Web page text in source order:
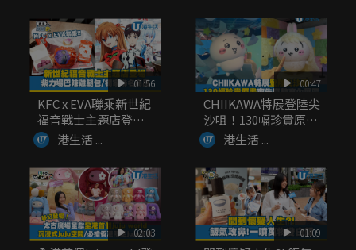
01:56
KFC x EVA聯乘新世紀
福音戰士主題店登
場！...
港生活 ...
00:47
CHIIKAWA特展登陸尖
沙咀！130幅珍貴原
畫...
港生活 ...
02:03 01:09